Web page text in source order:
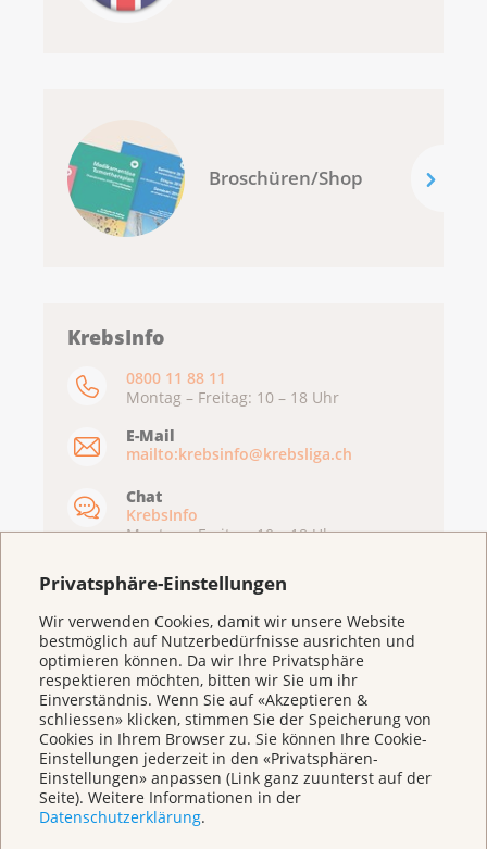
Privatsphäre-Einstellungen
Wir verwenden Cookies, damit wir unsere Website
bestmöglich auf Nutzerbedürfnisse ausrichten und
optimieren können. Da wir Ihre Privatsphäre
respektieren möchten, bitten wir Sie um ihr
Einverständnis. Wenn Sie auf «Akzeptieren &
schliessen» klicken, stimmen Sie der Speicherung von
Cookies in Ihrem Browser zu. Sie können Ihre Cookie-
Einstellungen jederzeit in den «Privatsphären-
Einstellungen» anpassen (Link ganz zuunterst auf der
Seite). Weitere Informationen in der
Datenschutzerklärung.
Broschüren/Shop
KrebsInfo
0800 11 88 11
Montag – Freitag: 10 – 18 Uhr
E-Mail
mailto:krebsinfo@krebsliga.ch
Chat
KrebsInfo
Montag – Freitag: 10 – 18 Uhr
Weitere Themen